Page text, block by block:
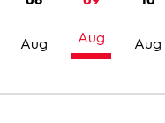
Aug Aug Aug